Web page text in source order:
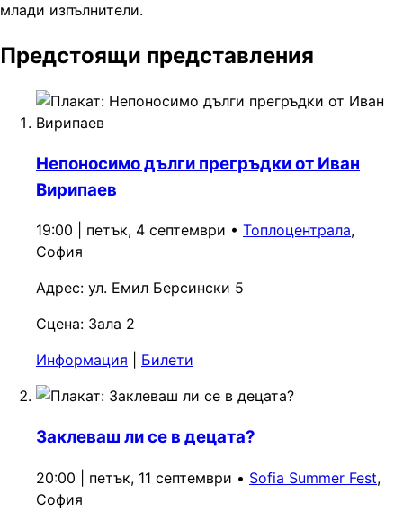
млади изпълнители.
Предстоящи представления
Непоносимо дълги прегръдки от Иван
Вирипаев
19:00 | петък, 4 септември • Топлоцентрала,
София
Адрес: ул. Емил Берсински 5
Сцена: Зала 2
Информация
Билети
Заклеваш ли се в децата?
20:00 | петък, 11 септември • Sofia Summer Fest,
София